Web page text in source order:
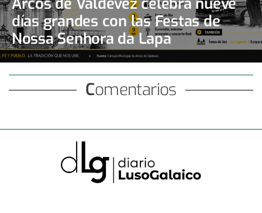
días grandes con las Festas de
Nossa Senhora da Lapa
Comentarios